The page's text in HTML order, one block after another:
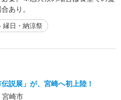
あり。
縁日・納涼祭
説展」が、宮崎へ初上陸！
宮崎市